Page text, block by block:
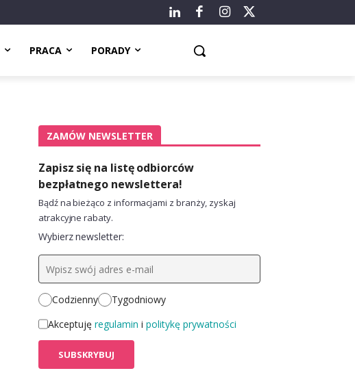
PRACA PORADY
ZAMÓW NEWSLETTER
Zapisz się na listę odbiorców
bezpłatnego newslettera!
Bądź na bieżąco z informacjami z branży, zyskaj
atrakcyjne rabaty.
Wybierz newsletter:
Codzienny
Tygodniowy
Akceptuję regulamin i politykę prywatności